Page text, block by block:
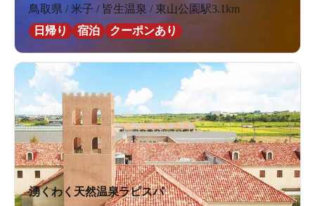
鳥取県 / 米子 / 皆生温泉 / 東山公園駅3.1km
日帰り
宿泊 クーポンあり
湧くわく天然温泉ラピスパ